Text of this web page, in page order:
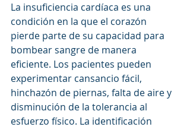
La insuficiencia cardíaca es una
condición en la que el corazón
pierde parte de su capacidad para
bombear sangre de manera
eficiente. Los pacientes pueden
experimentar cansancio fácil,
hinchazón de piernas, falta de aire y
disminución de la tolerancia al
esfuerzo físico. La identificación